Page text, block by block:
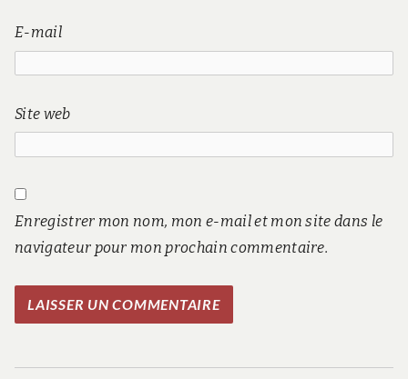
E-mail
Site web
Enregistrer mon nom, mon e-mail et mon site dans le
navigateur pour mon prochain commentaire.